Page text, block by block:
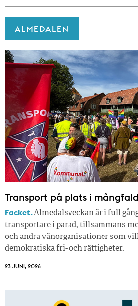
ALMEDALEN
Transport på plats i
Facket.Almedalsveckan är i full
transportare i parad, tillsammans
och andra vänorganisationer som
demokratiska fri- och rättigheter.
23 JUNI, 2026